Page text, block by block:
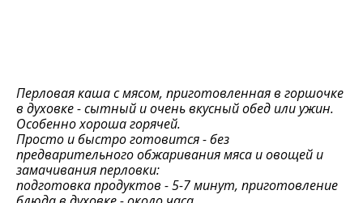
Перловая каша с мясом, приготовленная в горшочке
в духовке - сытный и очень вкусный обед или ужин.
Особенно хороша горячей.
Просто и быстро готовится - без
предварительного обжаривания мяса и овощей и
замачивания перловки:
подготовка продуктов - 5-7 минут, приготовление